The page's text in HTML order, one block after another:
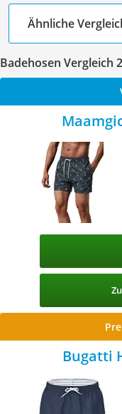
Ähnliche
Badehosen Vergleich
Bugatti